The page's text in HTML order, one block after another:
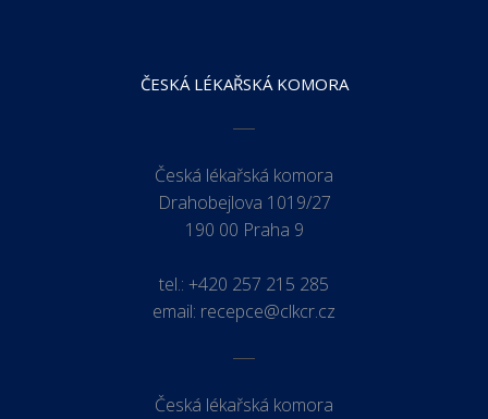
ČESKÁ LÉKAŘSKÁ KOMORA
Česká lékařská komora
Drahobejlova 1019/27
190 00 Praha 9
tel.: +420 257 215 285
email: recepce@clkcr.cz
Česká lékařská komora